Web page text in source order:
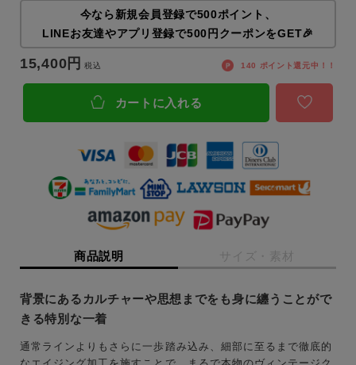
今なら新規会員登録で500ポイント、
LINEお友達やアプリ登録で500円クーポンをGET🎉
15,400 税込 140 ポイント還元中！！
カートに入れる
商品説明 サイズ・素材
背景にあるカルチャーや思想までをも身に纏うことがで
きる特別な一着
通常ラインよりもさらに一歩踏み込み、細部に至るまで徹底的